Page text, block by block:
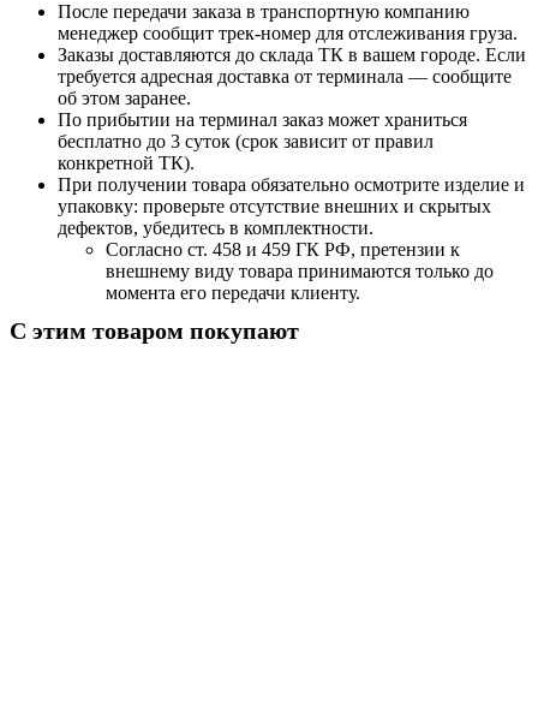
После передачи заказа в транспортную компанию
менеджер сообщит трек-номер для отслеживания груза.
Заказы доставляются до склада ТК в вашем городе. Если
требуется адресная доставка от терминала — сообщите
об этом заранее.
По прибытии на терминал заказ может храниться
бесплатно до 3 суток (срок зависит от правил
конкретной ТК).
При получении товара обязательно осмотрите изделие и
упаковку: проверьте отсутствие внешних и скрытых
дефектов, убедитесь в комплектности.
Согласно ст. 458 и 459 ГК РФ, претензии к
внешнему виду товара принимаются только до
момента его передачи клиенту.
С этим товаром покупают